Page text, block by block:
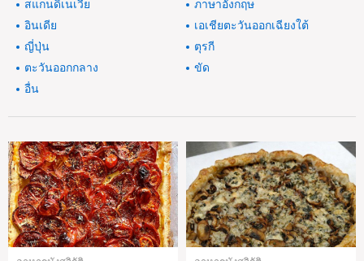
สแกนดิเนเวีย
ภาษาอังกฤษ
อินเดีย
เอเชียตะวันออกเฉียงใต้
ญี่ปุ่น
ตุรกี
ตะวันออกกลาง
ขัด
อื่น